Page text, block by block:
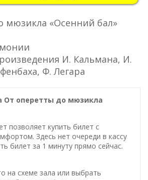
мюзикла «Осенний бал»
И. Кальмана, И.
Ф. Легара
От оперетты до мюзикла
позволяет купить билет с
Здесь нет очереди в кассу
билет за 1 минуту прямо сейчас.
на схеме зала или выбрать